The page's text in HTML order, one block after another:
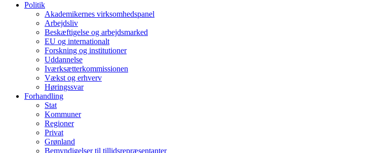
Politik
Akademikernes virksomhedspanel
Arbejdsliv
Beskæftigelse og arbejdsmarked
EU og internationalt
Forskning og institutioner
Uddannelse
Iværksætterkommissionen
Vækst og erhverv
Høringssvar
Forhandling
Stat
Kommuner
Regioner
Privat
Grønland
Bemyndigelser til tillidsrepræsentanter